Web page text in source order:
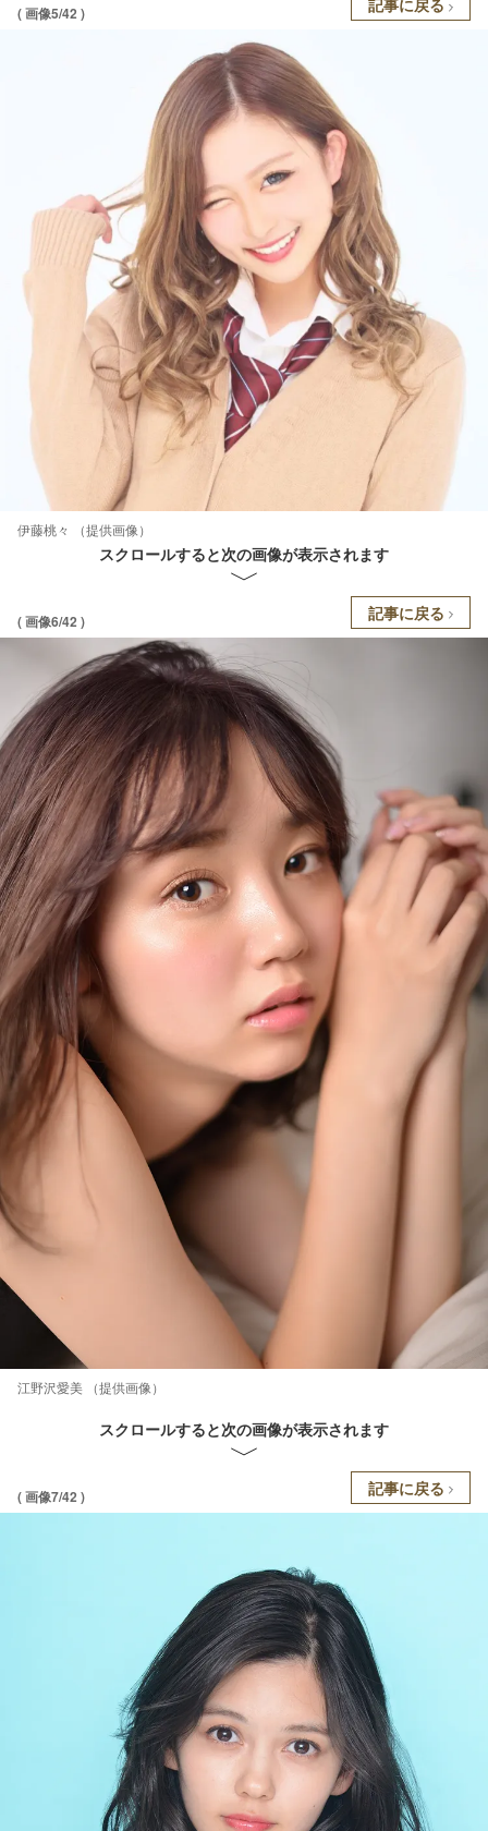
( 画像5/42 ) 記事に戻る
伊藤桃々 （提供画像）
スクロールすると次の画像が表示されます
( 画像6/42 ) 記事に戻る
江野沢愛美 （提供画像）
スクロールすると次の画像が表示されます
( 画像7/42 ) 記事に戻る